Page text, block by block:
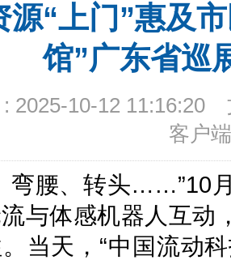
源“上门”惠及
馆”广东省巡
2025-10-12 11:16:20
客户端
弯腰、转头……”10
与体感机器人互动
当天，“中国流动